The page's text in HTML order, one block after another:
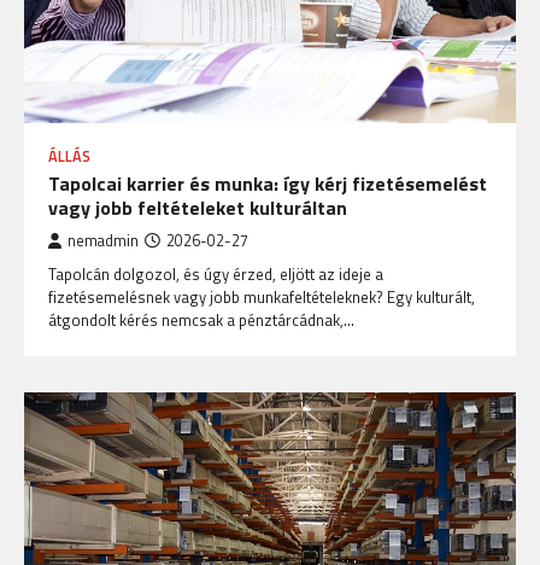
ÁLLÁS
Tapolcai karrier és munka: így kérj fizetésemelést
vagy jobb feltételeket kulturáltan
nemadmin 2026-02-27
Tapolcán dolgozol, és úgy érzed, eljött az ideje a
fizetésemelésnek vagy jobb munkafeltételeknek? Egy kulturált,
átgondolt kérés nemcsak a pénztárcádnak,…